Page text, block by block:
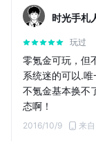
时光手札
玩过
零氪金可玩，但
系统迷的可以.
不氪金基本换不
态啊！
2016/10/9 来